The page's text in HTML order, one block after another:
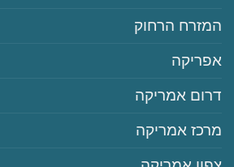
‏המזרח הרחוק
‏אפריקה
‏דרום אמריקה
‏מרכז אמריקה